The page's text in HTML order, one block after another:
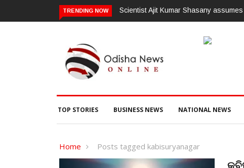
TRENDING NOW Scientist Ajit Kumar Shasany
TOP STORIES BUSINESS NEWS NATIONAL NEWS
Home Posts tagged kabisuryanagar